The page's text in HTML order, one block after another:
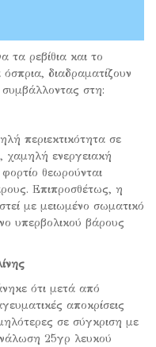
τα ρεβίθια και το
διαδραματίζουν
στη:
περιεκτικότητα σε
χαμηλή ενεργειακή
θεωρούνται
Επιπροσθέτως, η
με μειωμένο σωματικό
υπερβολικού βάρους
ότι μετά από
αποκρίσεις
σε σύγκριση με
25γρ λευκού